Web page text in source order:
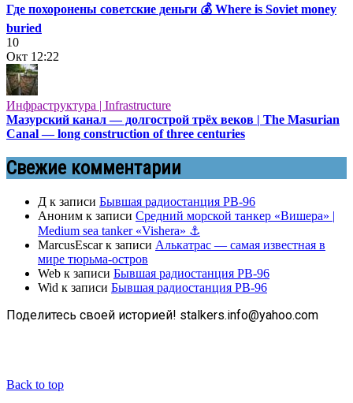
Где похоронены советские деньги 💰 Where is Soviet money
buried
10
Окт 12:22
Инфраструктура | Infrastructure
Мазурский канал — долгострой трёх веков | The Masurian
Canal — long construction of three centuries
Свежие комментарии
Д к записи Бывшая радиостанция РВ-96
Аноним к записи Средний морской танкер «Вишера» |
Medium sea tanker «Vishera» ⚓
MarcusEscarк записи Алькатрас — самая известная в
мире тюрьма-остров
Web к записи Бывшая радиостанция РВ-96
Wid к записи Бывшая радиостанция РВ-96
Поделитесь своей историей! stalkers.info@yahoo.com
Back to top